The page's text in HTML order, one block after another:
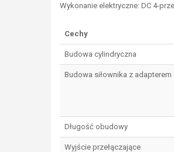
Wykonanie elektryczne: DC 4-
Cechy
Budowa cylindryczna
Budowa siłownika z adapterem
Długość obudowy
Wyjście przełączające